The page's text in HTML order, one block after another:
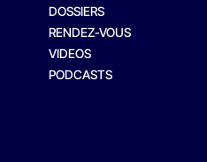
DOSSIERS
RENDEZ-VOUS
VIDEOS
PODCASTS